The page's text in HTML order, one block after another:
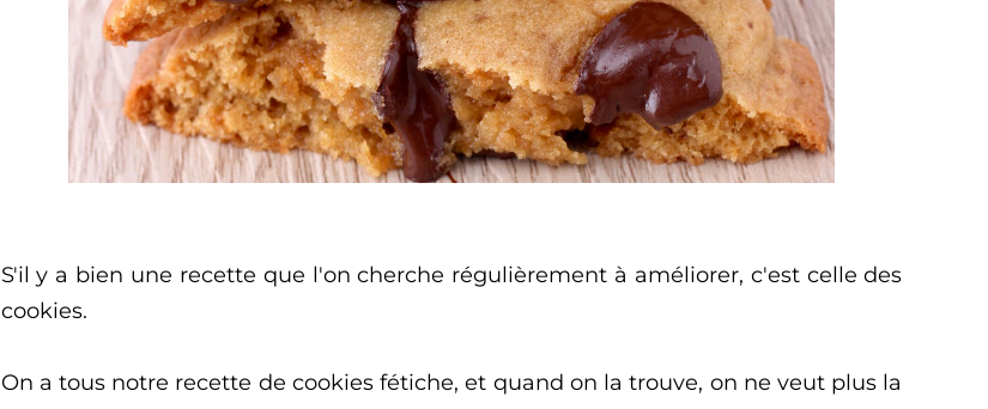
S'il y a bien une recette que l'on cherche régulièrement à améliorer, c'est celle des
cookies.
On a tous notre recette de cookies fétiche, et quand on la trouve, on ne veut plus la